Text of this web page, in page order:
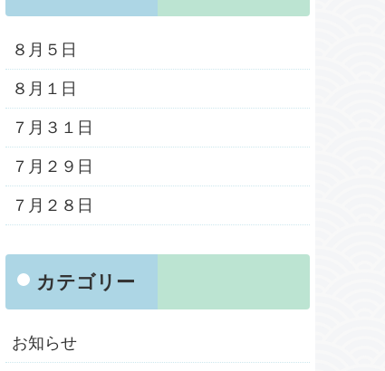
８月５日
８月１日
７月３１日
７月２９日
７月２８日
カテゴリー
お知らせ